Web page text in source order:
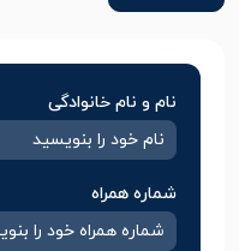
نام و نام خانوادگی
شماره همراه